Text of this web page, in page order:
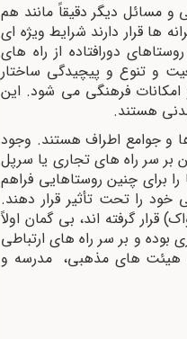
و مسائل دیگر دقیقاً مانند هم
ها قرار دارند شرایط ویژه ای
دورافتاده از راه های
و تنوع و پیچیدگی ساختار
فرهنگی می شود. این
هستند.
و جوامع اطراف هستند. وجود
سر راه های تجاری یا سرپل
برای چنین روستاهایی فراهم
خود را تحت تأثیر قرار دهند.
قرار گرفته اند، بی گمان اولاً
بوده و بر سر راه های ارتباطی
هیئت های مذهبی، مدرسه و